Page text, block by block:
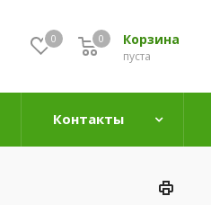
0 Корзина
0
пуста
0
Контакты